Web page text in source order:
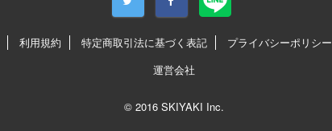
利用規約 特定商取引法に基づく表記 プライバシーポリシー
運営会社
© 2016 SKIYAKI Inc.